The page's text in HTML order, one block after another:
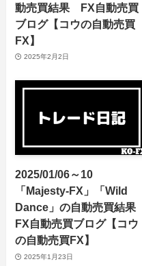
動売買結果 FX自動売買
ブログ【コウの自動売買
FX】
2025年2月2日
2025/01/06～10
「Majesty-FX」「Wild
Dance」の自動売買結果
FX自動売買ブログ【コウ
の自動売買FX】
2025年1月23日